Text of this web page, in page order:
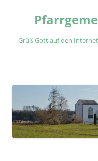
springen
Grüß Gott auf den